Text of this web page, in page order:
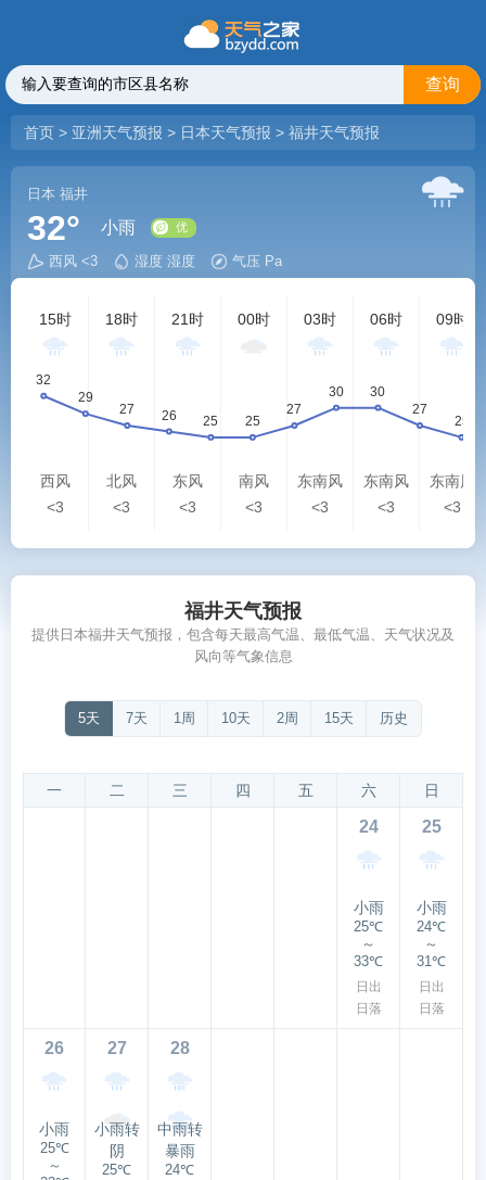
查询
首页 > 亚洲天气预报 > 日本天气预报 > 福井天气预报
日本 福井
32° 小雨
西风 <3 湿度 湿度 气压 Pa
15时
西风
<3
18时
北风
<3
21时
东风
<3
00时
南风
<3
03时
东南风
<3
06时
东南风
<3
09时
东南风
<3
福井天气预报
提供日本福井天气预报，包含每天最高气温、最低气温、天气状况及
风向等气象信息
5天 7天 1周 10天 2周 15天 历史
一 二 三 四 五 六 日
24
小雨
25℃
～
33℃
日出
日落
25
小雨
24℃
～
31℃
日出
日落
26
小雨
25℃
～
27
小雨转
阴
25℃
28
中雨转
暴雨
24℃